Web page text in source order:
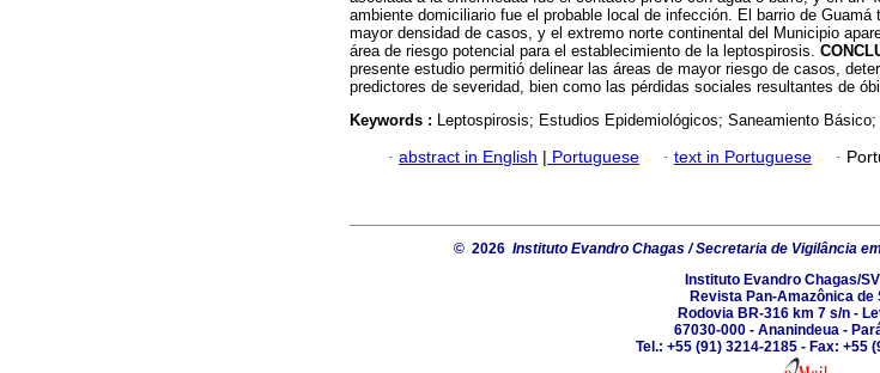
ambiente domiciliario fue el probable local de infección. El barrio de Guamá
mayor densidad de casos, y el extremo norte continental del Municipio
área de riesgo potencial para el establecimiento de la leptospirosis.
presente estudio permitió delinear las áreas de mayor riesgo de casos,
predictores de severidad, bien como las pérdidas sociales resultantes de
Keywords : Leptospirosis; Estudios Epidemiológicos; Saneamiento
· abstract in English | Portuguese · text in Portuguese ·
© 2026 Instituto Evandro Chagas / Secretaria de Vigilância
Instituto Evandro Chagas/
Revista Pan-Amazônica de
Rodovia BR-316 km 7 s/n -
67030-000 - Ananindeua -
Tel.: +55 (91) 3214-2185 - Fax: +55